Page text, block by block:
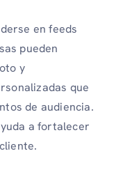
en feeds
pueden
y
que
de audiencia.
a fortalecer